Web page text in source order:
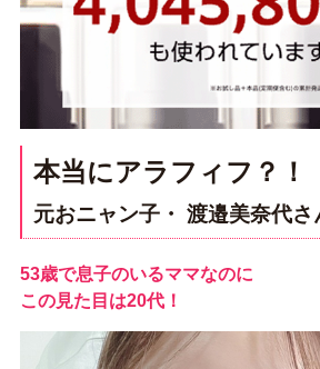
本当にアラフィフ？！
元おニャン子・ 渡邉美奈代
53歳で息子のいるママなのに
この見た目は20代！